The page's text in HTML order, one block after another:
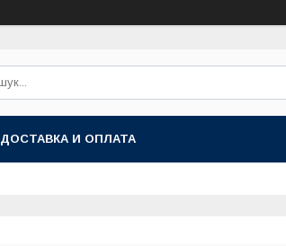
ДОСТАВКА И ОПЛАТА